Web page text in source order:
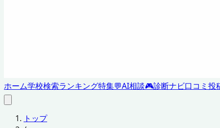
ホーム学校検索ランキング特集💬AI相談🎮診断ナビ口コミ投
トップ